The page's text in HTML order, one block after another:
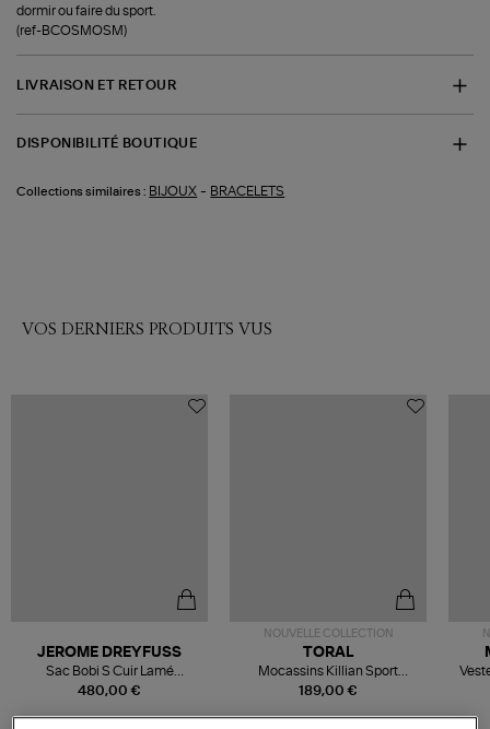
dormir ou faire du sport.
(ref-BCOSMOSM)
LIVRAISON ET RETOUR
DISPONIBILITÉ BOUTIQUE
Collections similaires : BIJOUX - BRACELETS
VOS DERNIERS PRODUITS VUS
480,00 €
JEROME DREYFUSS
Sac Bobi S Cuir Lamé
Champagne
NOUVELLE COLLECTION
189,00 €
TORAL
Mocassins Killian Sport
Mousse